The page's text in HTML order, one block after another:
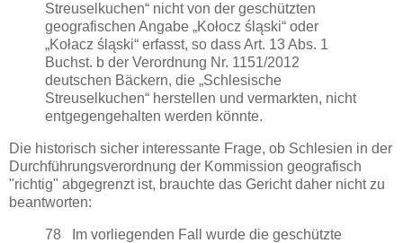
Streuselkuchen“ nicht von der geschützten
geografischen Angabe „Kołocz śląski“ oder
„Kołacz śląski“ erfasst, so dass Art. 13 Abs. 1
Buchst. b der Verordnung Nr. 1151/2012
deutschen Bäckern, die „Schlesische
Streuselkuchen“ herstellen und vermarkten, nicht
entgegengehalten werden könnte.
Die historisch sicher interessante Frage, ob Schlesien in der
Durchführungsverordnung der Kommission geografisch
"richtig" abgegrenzt ist, brauchte das Gericht daher nicht zu
beantworten:
78 Im vorliegenden Fall wurde die geschützte